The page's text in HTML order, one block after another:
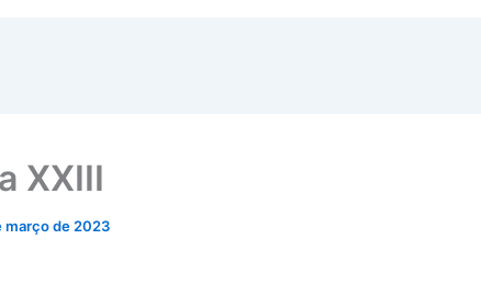
XXIII
março de 2023